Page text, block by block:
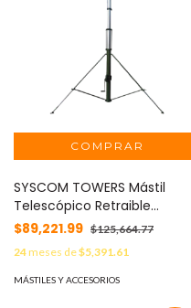
SYSCOM TOWERS Mástil
Telescópico Retraible
Manual de 12 metros con
Accesorios. Incluye Tripie.
MOD: TELEMASTM12
$89,221.99 $125,664.77
24meses de$5,391.61
MÁSTILES Y ACCESORIOS